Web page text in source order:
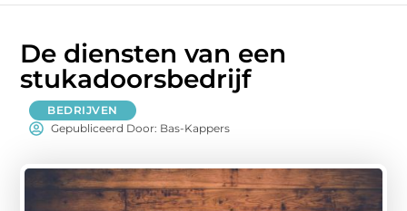
De diensten van een
stukadoorsbedrijf
BEDRIJVEN
Gepubliceerd Door: Bas-Kappers